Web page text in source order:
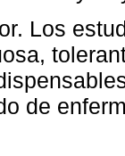
Los
de